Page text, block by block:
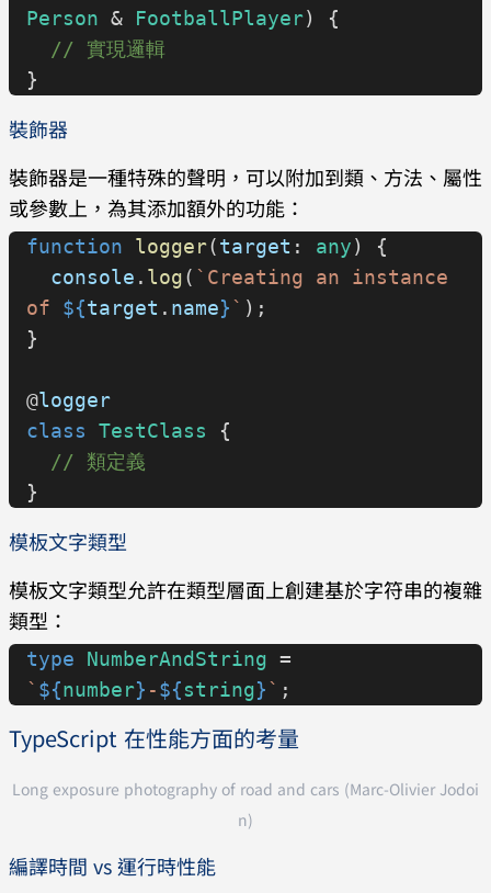
Person & FootballPlayer) {
  // 實現邏輯
}
裝飾器
裝飾器是一種特殊的聲明，可以附加到類、方法、屬性
或參數上，為其添加額外的功能：
function logger(target : any) {
  console
. log( `Creating an instance
of ${target . name}` );
}
@logger
class TestClass {
  // 類定義
}
模板文字類型
模板文字類型允許在類型層面上創建基於字符串的複雜
類型：
type NumberAndString
` ${number} -${string}` ;
TypeScript 在性能方面的考量
Long exposure photography of road and cars (Marc-Olivier Jodoi
n)
編譯時間 vs 運行時性能